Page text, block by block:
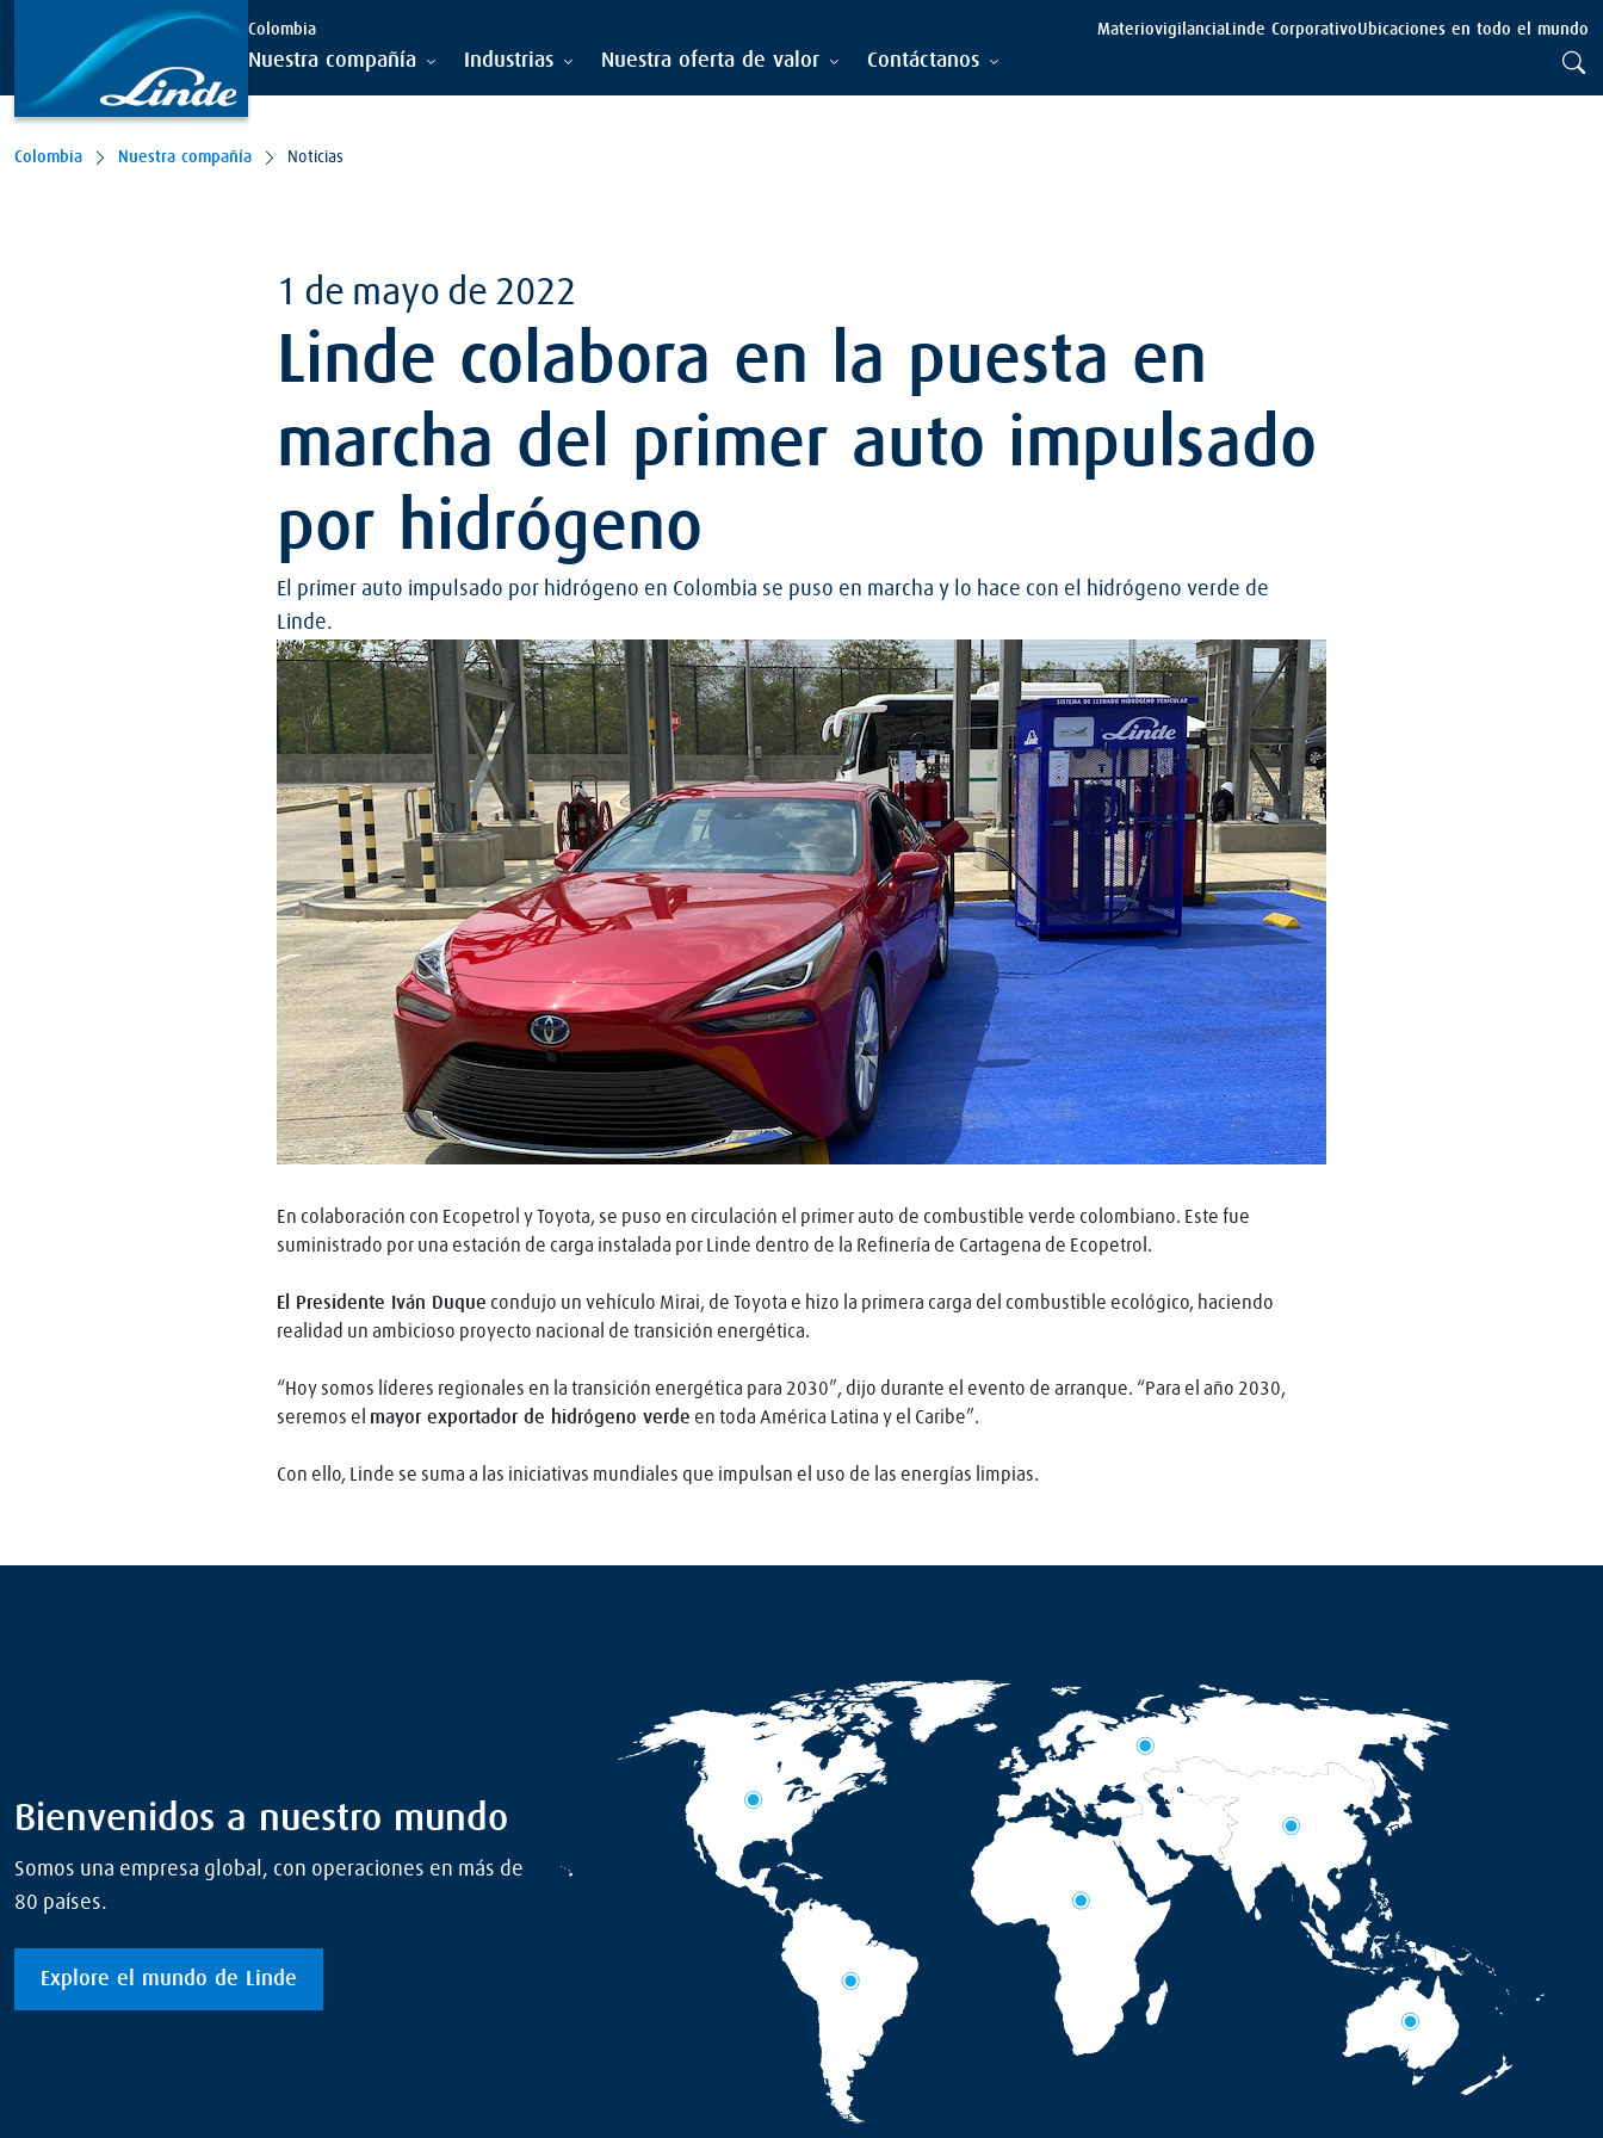
Colombia MateriovigilanciaLinde CorporativoUbicaciones en todo el mundo
Nuestra compañía Industrias Nuestra oferta de valor Contáctanos
Colombia Nuestra compañía Noticias
1 de mayo de 2022
Linde colabora en la puesta en
marcha del primer auto impulsado
por hidrógeno
El primer auto impulsado por hidrógeno en Colombia se puso en marcha y lo hace con el hidrógeno verde de
Linde.
En colaboración con Ecopetrol y Toyota, se puso en circulación el primer auto de combustible verde colombiano. Este fue
suministrado por una estación de carga instalada por Linde dentro de la Refinería de Cartagena de Ecopetrol.
El Presidente Iván Duque condujo un vehículo Mirai, de Toyota e hizo la primera carga del combustible ecológico, haciendo
realidad un ambicioso proyecto nacional de transición energética.
“Hoy somos líderes regionales en la transición energética para 2030”, dijo durante el evento de arranque. “Para el año 2030,
seremos el mayor exportador de hidrógeno verde en toda América Latina y el Caribe”.
Con ello, Linde se suma a las iniciativas mundiales que impulsan el uso de las energías limpias.
Bienvenidos a nuestro mundo
Somos una empresa global, con operaciones en más de
80 países.
Explore el mundo de Linde